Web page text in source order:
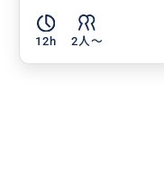
12h 2人〜